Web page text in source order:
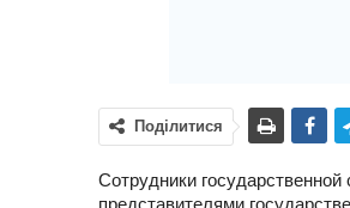
Поділитися
Сотрудники
представителями